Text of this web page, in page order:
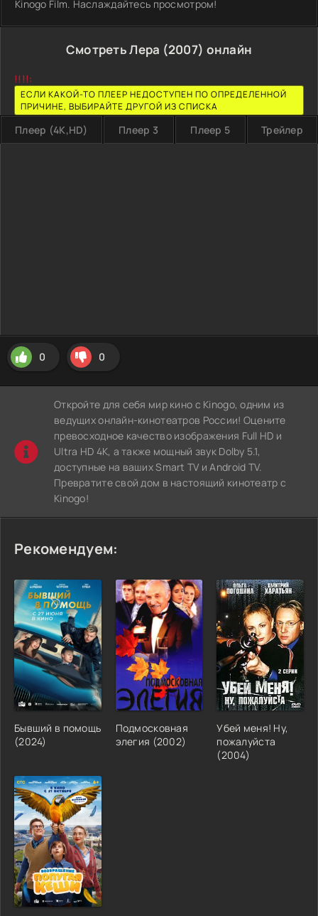
Kinogo Film. Наслаждайтесь просмотром!
Смотреть Лера (2007) онлайн
!!!!:
ЕСЛИ КАКОЙ-ТО ПЛЕЕР НЕДОСТУПЕН ПО ОПРЕДЕЛЕННОЙ
ПРИЧИНЕ, ВЫБИРАЙТЕ ДРУГОЙ ИЗ СПИСКА
Плеер (4K,HD) Плеер 3 Плеер 5 Трейлер
0 0
Откройте для себя мир кино с Kinogo, одним из
ведущих онлайн-кинотеатров России! Оцените
превосходное качество изображения Full HD и
Ultra HD 4K, а также мощный звук Dolby 5.1,
доступные на ваших Smart TV и Android TV.
Превратите свой дом в настоящий кинотеатр с
Kinogo!
Рекомендуем:
Бывший в помощь
(2024)
Подмосковная
элегия (2002)
Убей меня! Ну,
пожалуйста
(2004)